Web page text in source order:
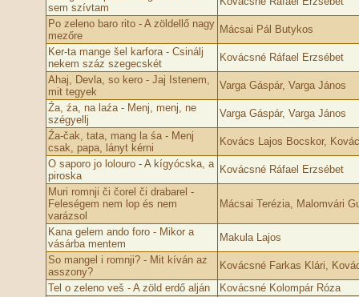
sem szívtam
Po zeleno baro rito - A zöldellő nagy
mezőre
Mácsai Pál Butykos
Ker-ta mange šel karfora - Csinálj
nekem száz szegecskét
Kovácsné Ráfael Erzsébet
Ahaj, Devla, so kero - Jaj Istenem,
mit tegyek
Varga Gáspár, Varga János
Źa, źa, na laźa - Menj, menj, ne
szégyellj
Varga Gáspár, Varga János
Źa-čak, tata, mang la śa - Menj
csak, papa, lányt kérni
Kovács Lajos Bocskor,
O saporo jo lolouro - A kígyócska, a
piroska
Kovácsné Ráfael Erzsébet
Muri romnji či čorel či drabarel -
Feleségem nem lop és nem
varázsol
Mácsai Terézia, Malomvári
Kana gelem ando foro - Mikor a
vásárba mentem
Makula Lajos
So mangel i romnji? - Mit kíván az
asszony?
Kovácsné Farkas Klári,
Tel o zeleno veš - A zöld erdő alján
Kovácsné Kolompár Róza